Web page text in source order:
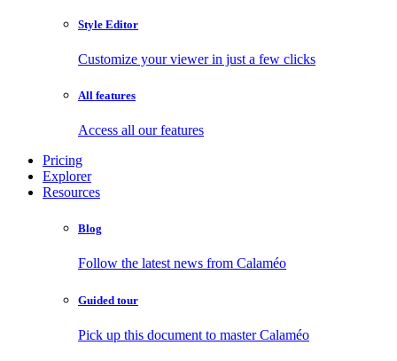
Style Editor
Customize your viewer in just a few clicks
All features
Access all our features
Pricing
Explorer
Resources
Blog
Follow the latest news from Calaméo
Guided tour
Pick up this document to master Calaméo